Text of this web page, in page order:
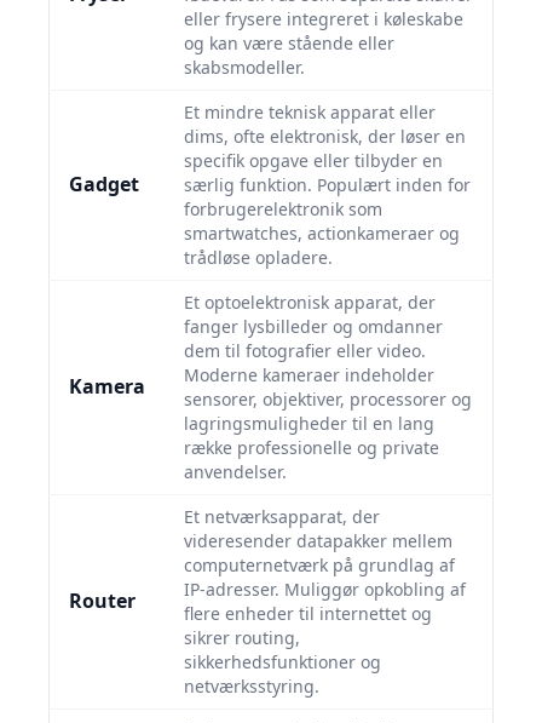
eller frysere integreret i køleskabe
og kan være stående eller
skabsmodeller.
Gadget
Et mindre teknisk apparat eller
dims, ofte elektronisk, der løser en
specifik opgave eller tilbyder en
særlig funktion. Populært inden for
forbrugerelektronik som
smartwatches, actionkameraer og
trådløse opladere.
Kamera
Et optoelektronisk apparat, der
fanger lysbilleder og omdanner
dem til fotografier eller video.
Moderne kameraer indeholder
sensorer, objektiver, processorer og
lagringsmuligheder til en lang
række professionelle og private
anvendelser.
Router
Et netværksapparat, der
videresender datapakker mellem
computernetværk på grundlag af
IP-adresser. Muliggør opkobling af
flere enheder til internettet og
sikrer routing,
sikkerhedsfunktioner og
netværksstyring.